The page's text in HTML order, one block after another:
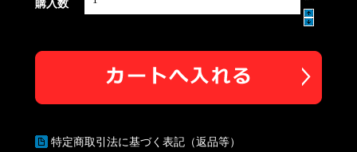
特定商取引法に基づく表記（返品等）